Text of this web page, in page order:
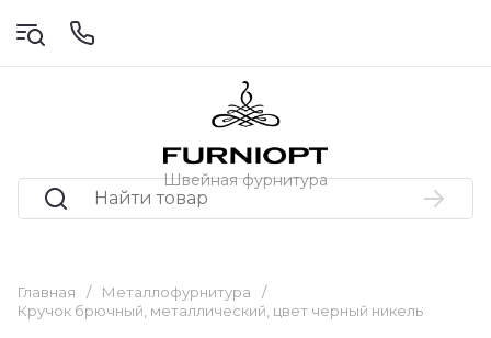
Швейная фурнитура
Главная / Металлофурнитура
/
Кручок брючный, металлический, цвет черный никель